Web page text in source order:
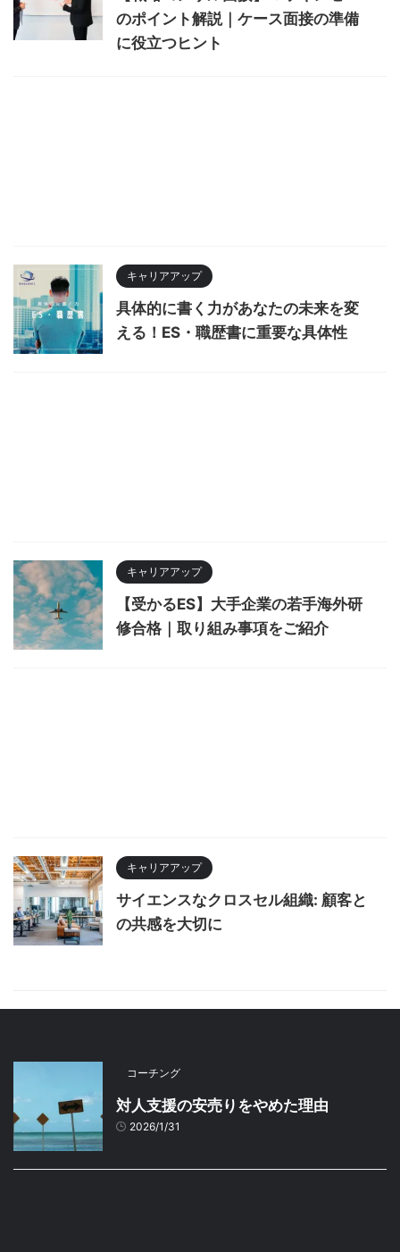
のポイント解説｜ケース面接の準備
に役立つヒント
キャリアアップ
具体的に書く力があなたの未来を変
える！ES・職歴書に重要な具体性
キャリアアップ
【受かるES】大手企業の若手海外研
修合格｜取り組み事項をご紹介
キャリアアップ
サイエンスなクロスセル組織: 顧客と
の共感を大切に
コーチング
対人支援の安売りをやめた理由
2026/1/31